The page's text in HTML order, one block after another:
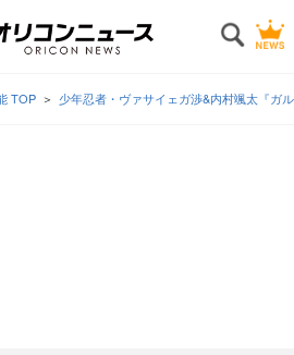
TOP 少年忍者・ヴァサイェガ渉&内村颯太『ガ